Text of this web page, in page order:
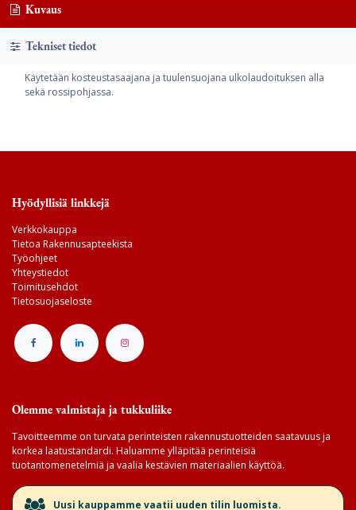
Kuvaus
Tekniset tiedot
Käytetään kosteustasaajana ja tuulensuojana ulkolaudoituksen alla
sekä rossipohjassa.
Hyödyllisiä linkkejä
Verkkokauppa
Tietoa Rakennusapteekista
Työohjeet
Yhteystiedot
Toimitusehdot
Tietosuojaseloste
Olemme valmistaja ja tukkuliike
Tavoitteemme on turvata perinteisten rakennustuotteiden saatavuus ja
korkea laatustandardi. Haluamme ylläpitää perinteisiä
tuotantomenetelmiä ja vaalia kestävien materiaalien käyttöä.
​Uusi kauppamme vaatii uuden tilin luomista.